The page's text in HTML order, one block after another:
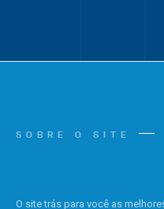
SOBRE O SITE
O site trás para você as